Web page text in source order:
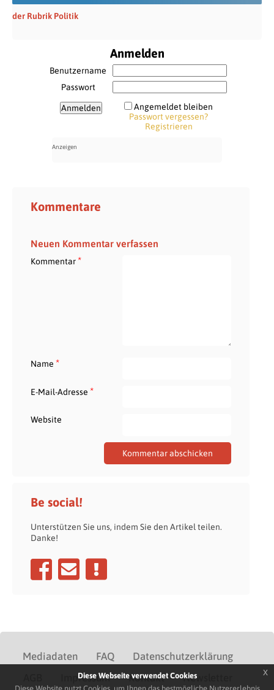
der Rubrik Politik
Anmelden
Benutzername
Passwort
Angemeldet bleiben
Passwort vergessen?
Registrieren
Kommentare
Neuen Kommentar verfassen
Kommentar*
Name *
E-Mail-Adresse *
Website
Be social!
Unterstützen Sie uns, indem Sie den Artikel teilen.
Danke!
Mediadaten FAQ
Datenschutzerklärung
Impressum Kontakt Newsletter
Diese Webseite verwendet Cookies
x